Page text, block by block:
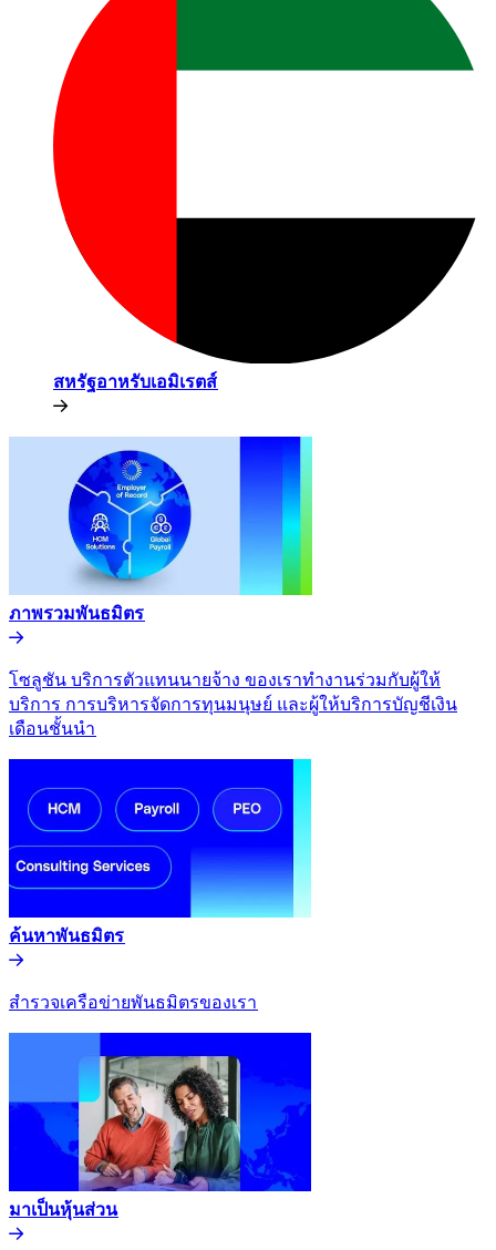
สหรัฐอาหรับเอมิเรตส์​​
ภาพรวมพันธมิตร​​
โซลูชัน บริการตัวแทนนายจ้าง ของเราทำงานร่วมกับผู้ให้
บริการ การบริหารจัดการทุนมนุษย์ และผู้ให้บริการบัญชีเงิน
เดือนชั้นนำ​​
ค้นหาพันธมิตร​​
สำรวจเครือข่ายพันธมิตรของเรา​​
มาเป็นหุ้นส่วน​​